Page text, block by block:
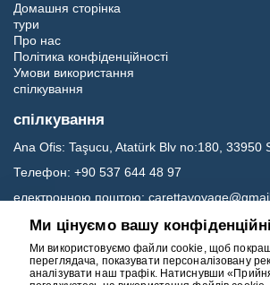
Домашня сторінка
тури
Про нас
Політика конфіденційності
Умови використання
спілкування
спілкування
Ana Ofis: Taşucu, Atatürk Blv no:180, 33950
Телефон: +90 537 644 48 97
електронною поштою:
Соц.медіа
Ми цінуємо вашу
Ми використовуємо файли cookie, щоб
переглядача, показувати персоналізовану
аналізувати наш трафік. Натиснувши